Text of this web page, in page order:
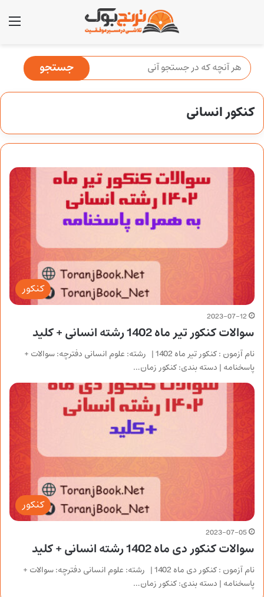
کنکور انسانی
کنکور
2023-07-12
سوالات کنکور تیر ماه 1402 رشته انسانی + کلید
نام آزمون : کنکور تیر ماه 1402 | رشته: علوم انسانی دفترچه: سوالات +
پاسخنامه | دسته بندی: کنکور زمان…
کنکور
2023-07-05
سوالات کنکور دی ماه 1402 رشته انسانی + کلید
نام آزمون : کنکور دی ماه 1402 | رشته: علوم انسانی دفترچه: سوالات +
پاسخنامه | دسته بندی: کنکور زمان…